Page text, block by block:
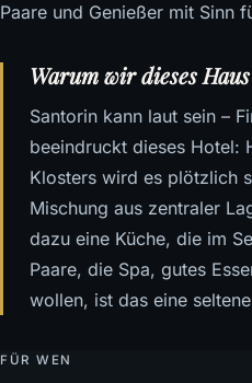
Paare und Genießer mit Sinn
Warum wir dieses
Santorin kann laut sein –
beeindruckt dieses Hotel:
Klosters wird es plötzlich
Mischung aus zentraler
dazu eine Küche, die im
Paare, die Spa, gutes
wollen, ist das eine
FÜR WEN